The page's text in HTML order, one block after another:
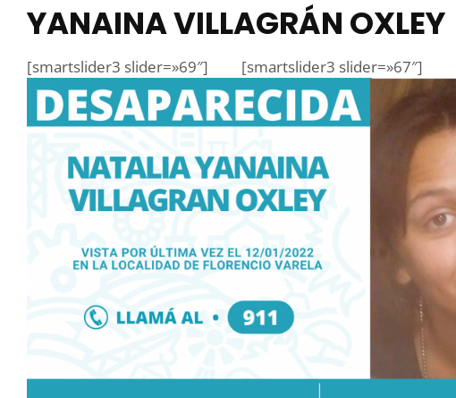
YANAINA VILLAGRÁN OXLEY
[smartslider3 slider=»69″] [smartslider3 slider=»67″]